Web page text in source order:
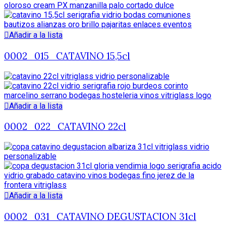
Añadir a la lista
0002_015_CATAVINO 15,5cl
Añadir a la lista
0002_022_CATAVINO 22cl
Añadir a la lista
0002_031_CATAVINO DEGUSTACION 31cl